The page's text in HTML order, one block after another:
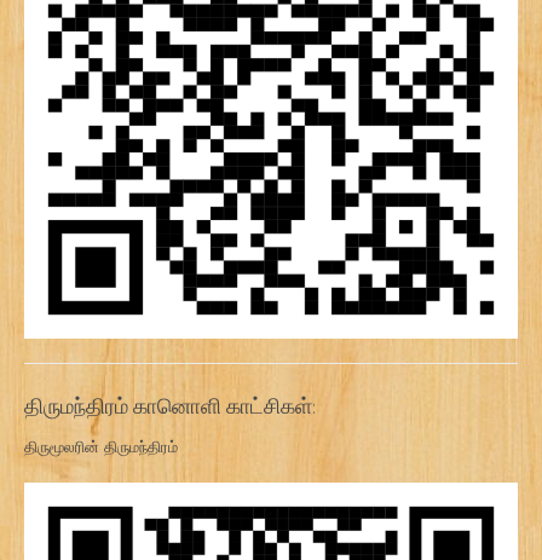
திருமந்திரம் கானொளி காட்சிகள்:
திருமூலரின் திருமந்திரம்